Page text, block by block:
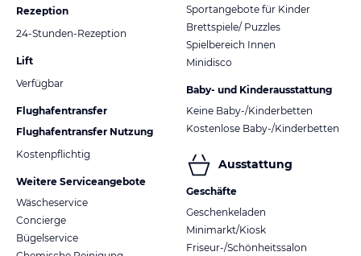
Rezeption
24-Stunden-Rezeption
Lift
Verfügbar
Flughafentransfer
Flughafentransfer Nutzung
Kostenpflichtig
Weitere Serviceangebote
Wäscheservice
Concierge
Bügelservice
Sportangebote für Kinder
Brettspiele/ Puzzles
Spielbereich Innen
Minidisco
Baby- und Kinderausstattung
Keine Baby-/Kinderbetten
Kostenlose Baby-/Kinderbetten
Ausstattung
Geschäfte
Geschenkeladen
Minimarkt/Kiosk
Friseur-/Schönheitssalon